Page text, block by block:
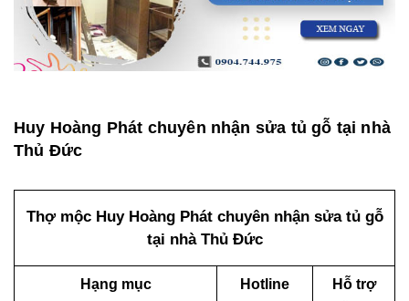
Huy Hoàng Phát chuyên nhận sửa tủ gỗ tại nhà
Thủ Đức
Thợ mộc Huy Hoàng Phát chuyên nhận sửa tủ gỗ
tại nhà Thủ Đức
Hạng mục Hotline
Hỗ trợ